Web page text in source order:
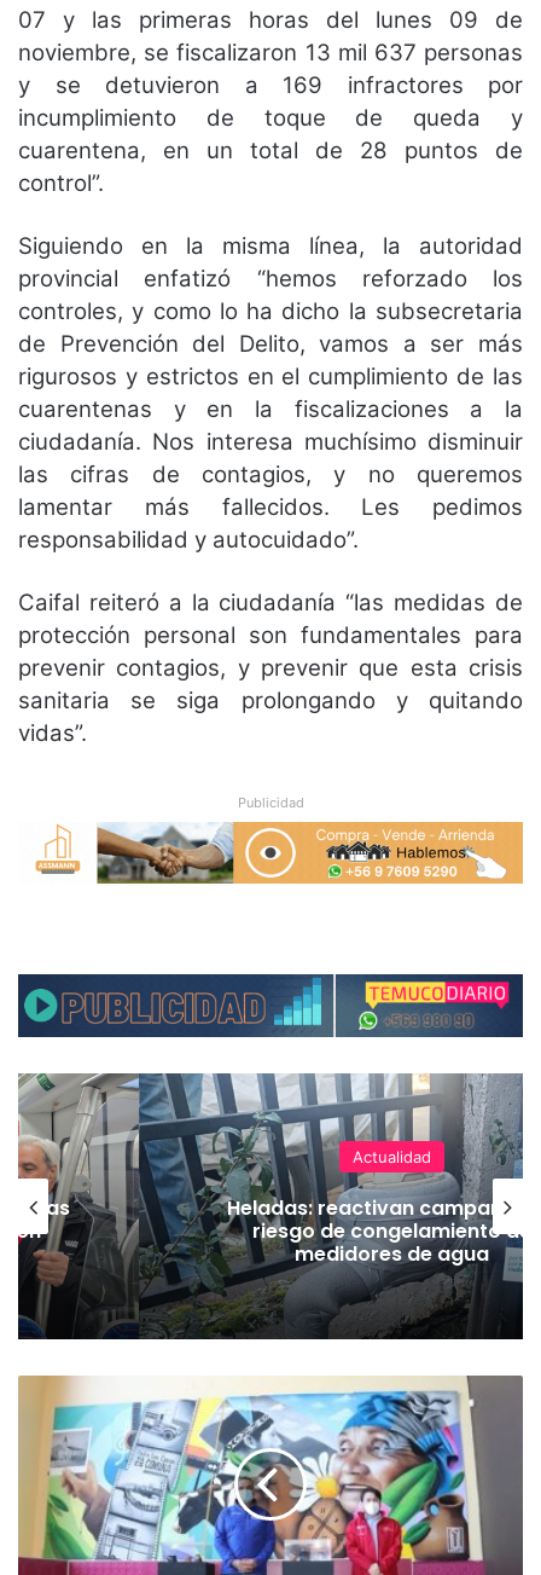
07 y las primeras horas del lunes 09 de
noviembre, se fiscalizaron 13 mil 637 personas
y se detuvieron a 169 infractores por
incumplimiento de toque de queda y
cuarentena, en un total de 28 puntos de
control”.
Siguiendo en la misma línea, la autoridad
provincial enfatizó “hemos reforzado los
controles, y como lo ha dicho la subsecretaria
de Prevención del Delito, vamos a ser más
rigurosos y estrictos en el cumplimiento de las
cuarentenas y en la fiscalizaciones a la
ciudadanía. Nos interesa muchísimo disminuir
las cifras de contagios, y no queremos
lamentar más fallecidos. Les pedimos
responsabilidad y autocuidado”.
Caifal reiteró a la ciudadanía “las medidas de
protección personal son fundamentales para
prevenir contagios, y prevenir que esta crisis
sanitaria se siga prolongando y quitando
vidas”.
Publicidad
vías
Actualidad
Heladas: reactivan campaña
riesgo de congelamiento de
medidores de agua
e